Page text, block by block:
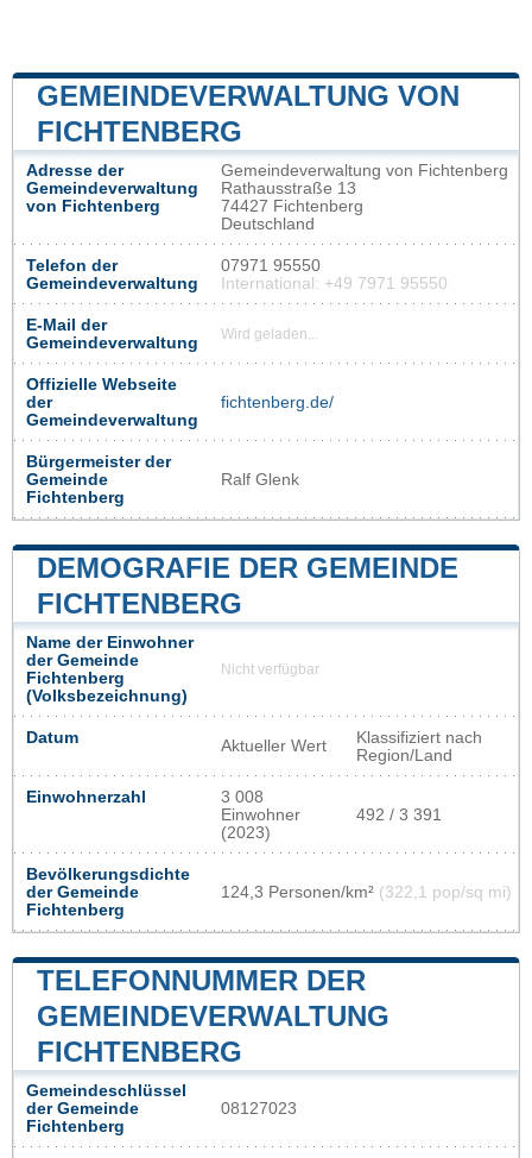
GEMEINDEVERWALTUNG VON
FICHTENBERG
Adresse der
Gemeindeverwaltung
von Fichtenberg
Gemeindeverwaltung von Fichtenberg
Rathausstraße 13
74427 Fichtenberg
Deutschland
Telefon der
Gemeindeverwaltung
07971 95550
International: +49 7971 95550
E-Mail der
Gemeindeverwaltung
Wird geladen...
Offizielle Webseite
der
Gemeindeverwaltung
fichtenberg.de/
Bürgermeister der
Gemeinde
Fichtenberg
Ralf Glenk
DEMOGRAFIE DER GEMEINDE
FICHTENBERG
Name der Einwohner
der Gemeinde
Fichtenberg
(Volksbezeichnung)
Nicht verfügbar
Datum Aktueller Wert
Klassifiziert nach
Region/Land
Einwohnerzahl
3 008
Einwohner
(2023)
492 / 3 391
Bevölkerungsdichte
der Gemeinde
Fichtenberg
124,3 Personen/km² (322,1 pop/sq mi)
TELEFONNUMMER DER
GEMEINDEVERWALTUNG
FICHTENBERG
Gemeindeschlüssel
der Gemeinde
Fichtenberg
08127023